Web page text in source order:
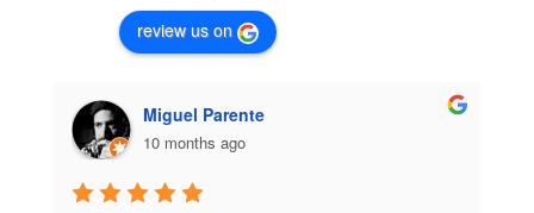
review us on
Miguel Parente
10 months ago